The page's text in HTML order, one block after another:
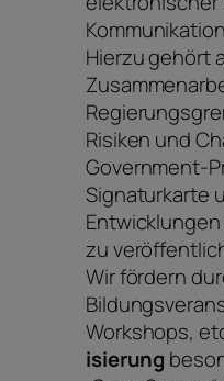
Hierzu gehört
Risiken und
Government-
Signaturkarte
zu
Wir fördern
Workshops,
isierung